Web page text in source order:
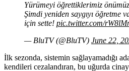
Yürümeyi öğrettiklerimiz
Şimdi yeniden saygıyı öğretme
için sette! pic.twitter.com/
— BluTV (@BluTV) June 22,
İlk sezonda, sistemin sağlayamadığı
kendileri cezalandıran, bu uğurda